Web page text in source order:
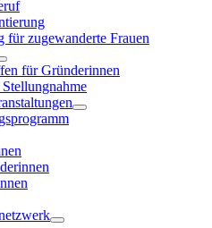
für zugewanderte Frauen
für Gründerinnen